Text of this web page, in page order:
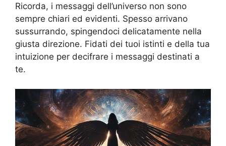
Ricorda, i messaggi dell’universo non sono
sempre chiari ed evidenti. Spesso arrivano
sussurrando, spingendoci delicatamente nella
giusta direzione. Fidati dei tuoi istinti e della tua
intuizione per decifrare i messaggi destinati a
te.